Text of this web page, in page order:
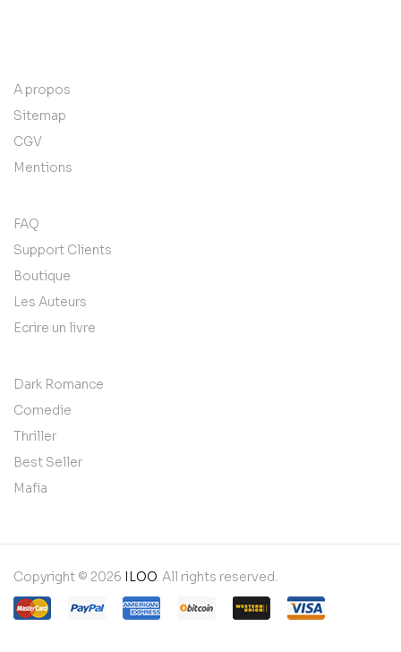
A propos
Sitemap
CGV
Mentions
FAQ
Support Clients
Boutique
Les Auteurs
Ecrire un livre
Dark Romance
Comedie
Thriller
Best Seller
Mafia
Copyright © 2026 ILOO. All rights reserved.